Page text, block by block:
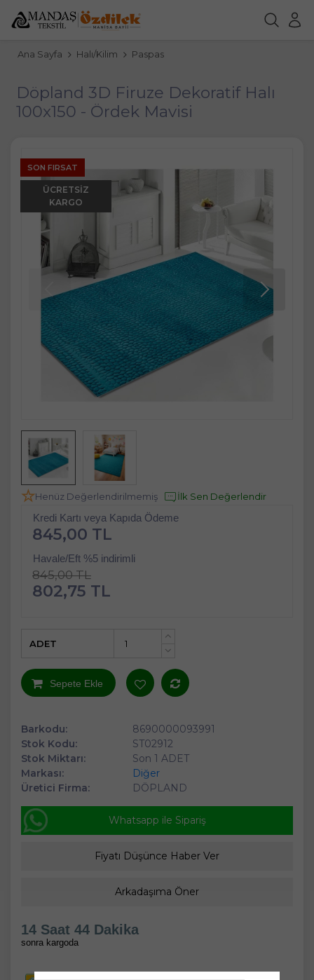
Ana Sayfa Halı/Kilim Paspas
Döpland 3D Firuze Dekoratif Halı
100x150 - Ördek Mavisi
SON FIRSAT
ÜCRETSIZ
KARGO
Henüz Değerlendirilmemiş İlk Sen Değerlendir
Kredi Kartı veya Kapıda Ödeme
845,00 TL
Havale/Eft %5 indirimli
845,00 TL
802,75 TL
+
ADET
Sepete Ekle
Barkodu:
8690000093991
Stok Kodu:
ST02912
Stok Miktarı:
Son 1 ADET
Markası:
Diğer
Üretici Firma:
DÖPLAND
Whatsapp ile Sipariş
Fiyatı Düşünce Haber Ver
Arkadaşıma Öner
14 Saat 44 Dakika
sonra kargoda